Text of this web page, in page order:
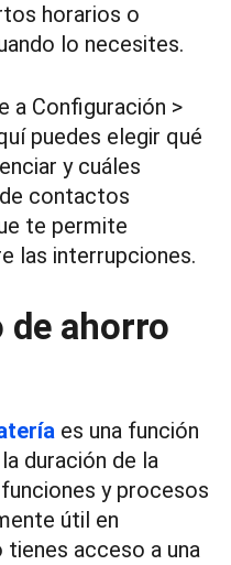
horarios o
lo necesites.
a Configuración >
puedes elegir qué
y cuáles
contactos
te permite
las interrupciones.
ahorro
es una función
duración de la
y procesos
útil en
tienes acceso a una